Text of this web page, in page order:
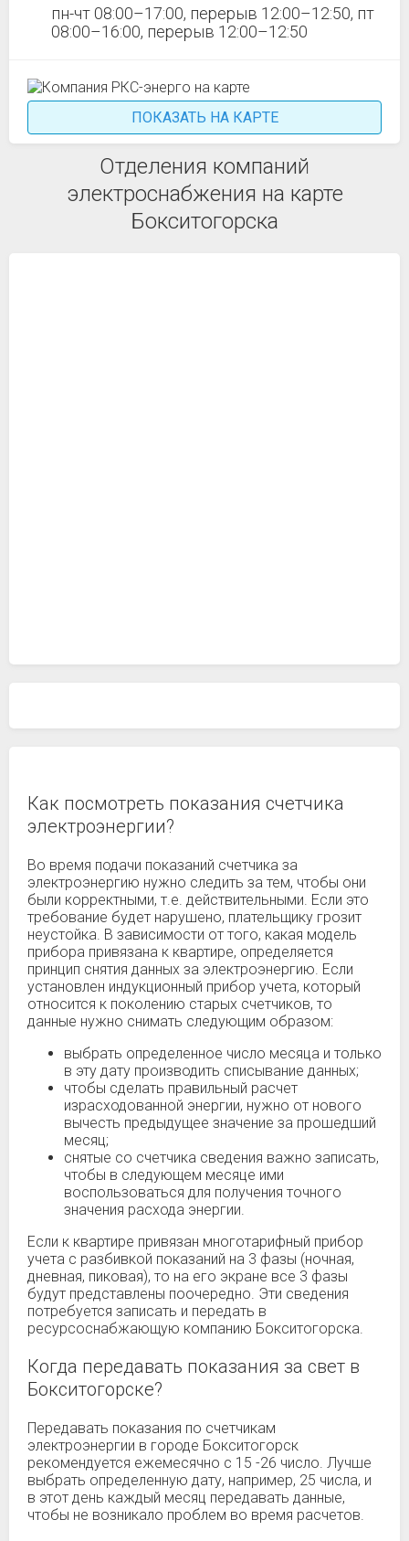
пн-чт 08:00–17:00, перерыв 12:00–12:50, пт
08:00–16:00, перерыв 12:00–12:50
ПОКАЗАТЬ НА КАРТЕ
Отделения компаний
электроснабжения на карте
Бокситогорска
Как посмотреть показания счетчика
электроэнергии?
Во время подачи показаний счетчика за
электроэнергию нужно следить за тем, чтобы они
были корректными, т.е. действительными. Если это
требование будет нарушено, плательщику грозит
неустойка. В зависимости от того, какая модель
прибора привязана к квартире, определяется
принцип снятия данных за электроэнергию. Если
установлен индукционный прибор учета, который
относится к поколению старых счетчиков, то
данные нужно снимать следующим образом:
выбрать определенное число месяца и только
в эту дату производить списывание данных;
чтобы сделать правильный расчет
израсходованной энергии, нужно от нового
вычесть предыдущее значение за прошедший
месяц;
снятые со счетчика сведения важно записать,
чтобы в следующем месяце ими
воспользоваться для получения точного
значения расхода энергии.
Если к квартире привязан многотарифный прибор
учета с разбивкой показаний на 3 фазы (ночная,
дневная, пиковая), то на его экране все 3 фазы
будут представлены поочередно. Эти сведения
потребуется записать и передать в
ресурсоснабжающую компанию Бокситогорска.
Когда передавать показания за свет в
Бокситогорске?
Передавать показания по счетчикам
электроэнергии в городе Бокситогорск
рекомендуется ежемесячно с 15 -26 число. Лучше
выбрать определенную дату, например, 25 числа, и
в этот день каждый месяц передавать данные,
чтобы не возникало проблем во время расчетов.